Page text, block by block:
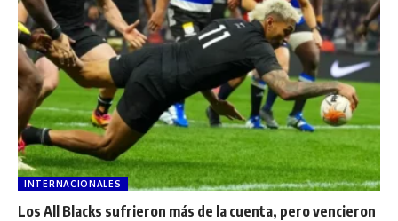
INTERNACIONALES
Los All Blacks sufrieron más de la cuenta, pero vencieron